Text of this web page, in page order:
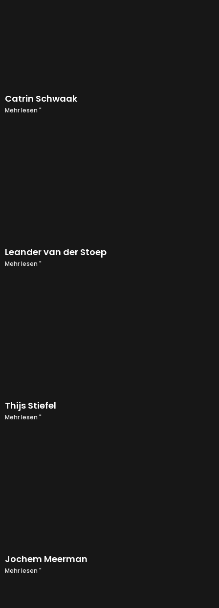
Catrin Schwaak
Mehr lesen "
Leander van der Stoep
Mehr lesen "
Thijs Stiefel
Mehr lesen "
Jochem Meerman
Mehr lesen "